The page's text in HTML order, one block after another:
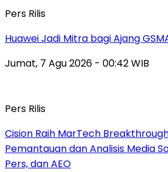
Pers Rilis
Huawei Jadi Mitra bagi Ajang
Jumat, 7 Agu 2026 - 00:42 WIB
Pers Rilis
Cision Raih MarTech
Pemantauan dan Analisis Media
Pers, dan AEO